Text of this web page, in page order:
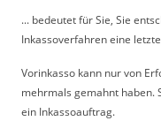
... bedeutet für Sie, Sie
Inkassoverfahren eine
Vorinkasso kann nur von
mehrmals gemahnt haben.
ein Inkassoauftrag.